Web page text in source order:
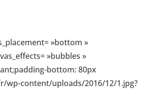
»bottom »
»bubbles »
bottom: 80px
content/uploads/2016/12/1.jpg?